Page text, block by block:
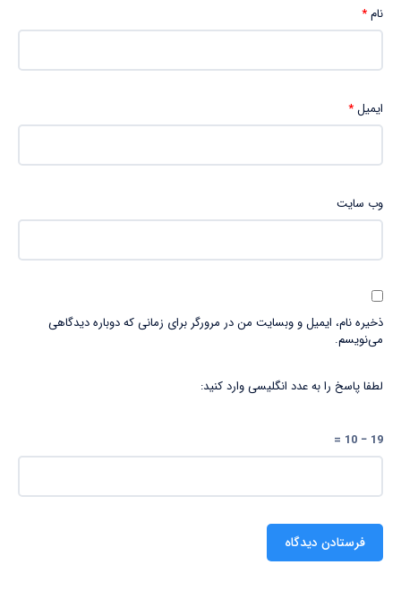
نام*
ایمیل*
وب‌ سایت
ذخیره نام، ایمیل و وبسایت من در مرورگر برای زمانی که دوباره دیدگاهی
می‌نویسم.
لطفا پاسخ را به عدد انگلیسی وارد کنید:
19 − 10 =